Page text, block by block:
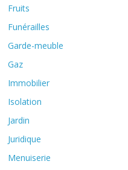
Fruits
Funérailles
Garde-meuble
Gaz
Immobilier
Isolation
Jardin
Juridique
Menuiserie